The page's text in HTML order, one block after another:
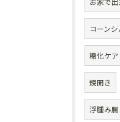
コーンシ
糖化ケア
鏡開き
浮腫み腸